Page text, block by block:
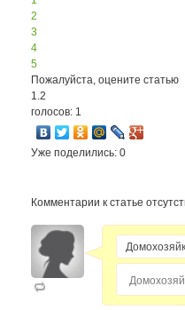
2
3
4
5
Пожалуйста, оцените статью
1.2
голосов: 1
Уже поделились: 0
Комментарии к статье